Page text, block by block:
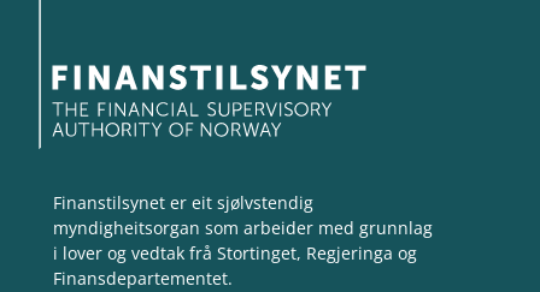
Finanstilsynet er eit sjølvstendig
myndigheitsorgan som arbeider med grunnlag
i lover og vedtak frå Stortinget, Regjeringa og
Finansdepartementet.